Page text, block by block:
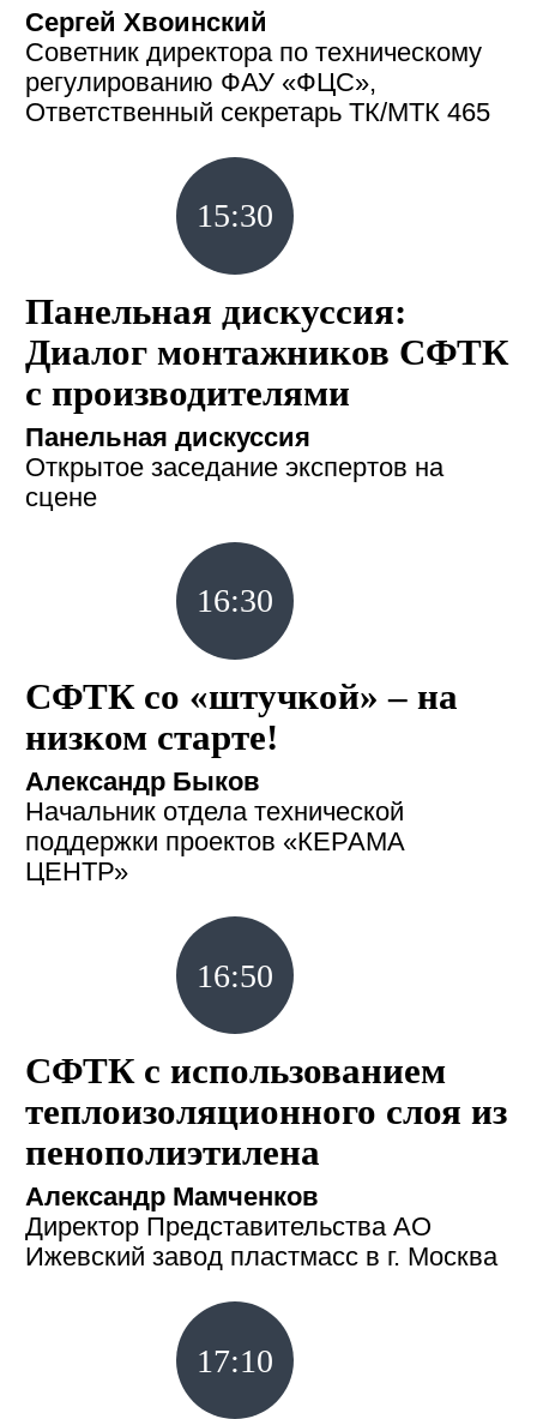
Сергей Хвоинский
Советник директора по техническому
регулированию ФАУ «ФЦС»,
Ответственный секретарь ТК/МТК 465
15:30
Панельная дискуссия:
Диалог монтажников СФТК
с производителями
Панельная дискуссия
Открытое заседание экспертов на
сцене
16:30
СФТК со «штучкой» – на
низком старте!
Александр Быков
Начальник отдела технической
поддержки проектов «КЕРАМА
ЦЕНТР»
16:50
СФТК с использованием
теплоизоляционного слоя из
пенополиэтилена
Александр Мамченков
Директор Представительства АО
Ижевский завод пластмасс в г. Москва
17:10